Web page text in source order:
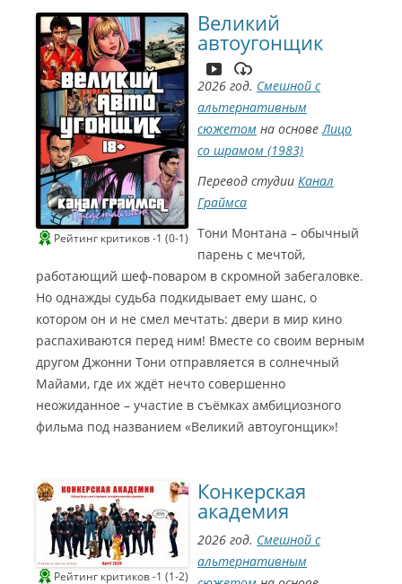
Рейтинг критиков -1 (0-1)
Великий
автоугонщик
2026 год. Смешной с
альтернативным
сюжетом на основе Лицо
со шрамом (1983)
Перевод студии Канал
Граймса
Тони Монтана – обычный
парень с мечтой,
работающий шеф-поваром в скромной забегаловке.
Но однажды судьба подкидывает ему шанс, о
котором он и не смел мечтать: двери в мир кино
распахиваются перед ним! Вместе со своим верным
другом Джонни Тони отправляется в солнечный
Майами, где их ждёт нечто совершенно
неожиданное – участие в съёмках амбициозного
фильма под названием «Великий автоугонщик»!
Рейтинг критиков -1 (1-2)
Конкерская
академия
2026 год. Смешной с
альтернативным